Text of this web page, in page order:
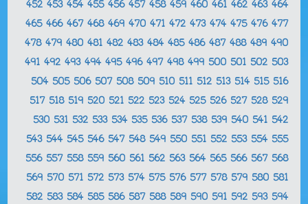
452 453 454 455 456 457 458 459 460 461 462 463 464
465 466 467 468 469 470 471 472 473 474 475 476 477
478 479 480 481 482 483 484 485 486 487 488 489 490
491 492 493 494 495 496 497 498 499 500 501 502 503
504 505 506 507 508 509 510 511 512 513 514 515 516
517 518 519 520 521 522 523 524 525 526 527 528 529
530 531 532 533 534 535 536 537 538 539 540 541 542
543 544 545 546 547 548 549 550 551 552 553 554 555
556 557 558 559 560 561 562 563 564 565 566 567 568
569 570 571 572 573 574 575 576 577 578 579 580 581
582 583 584 585 586 587 588 589 590 591 592 593 594